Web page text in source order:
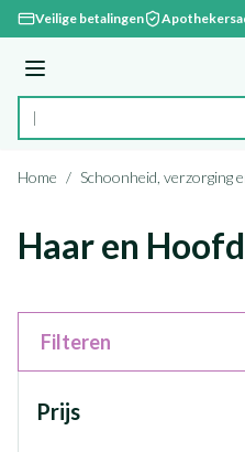
Ga naar de inhoud
Veilige betalingen
Menu
Product, merk, categorie...
Home / Schoonheid, verzorging
Haar en Hoofd
Filteren
Prijs